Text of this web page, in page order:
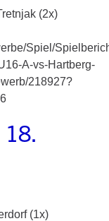
(2x)
Spiel/
A-vs-Hartberg-
218927?
(1x)